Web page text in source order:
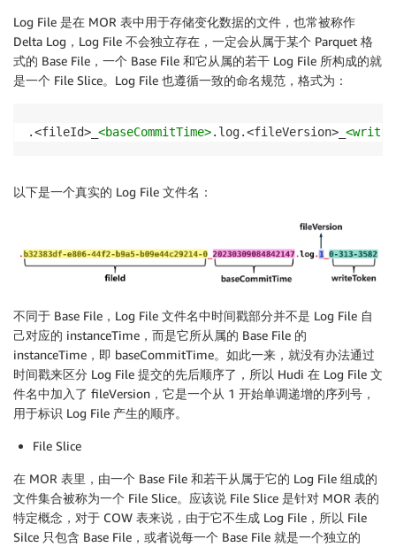
Log File 是在 MOR 表中用于存储变化数据的文件，也常被称作
Delta Log，Log File 不会独立存在，一定会从属于某个 Parquet 格
式的 Base File，一个 Base File 和它从属的若干 Log File 所构成的就
是一个 File Slice。Log File 也遵循一致的命名规范，格式为：
.<fileId>_ <baseCommitTime>.log.<fileVersion>_
以下是一个真实的 Log File 文件名：
不同于 Base File，Log File 文件名中时间戳部分并不是 Log File 自
己对应的 instanceTime，而是它所从属的 Base File 的
instanceTime，即 baseCommitTime。如此一来，就没有办法通过
时间戳来区分 Log File 提交的先后顺序了，所以 Hudi 在 Log File 文
件名中加入了 fileVersion，它是一个从 1 开始单调递增的序列号，
用于标识 Log File 产生的顺序。
File Slice
在 MOR 表里，由一个 Base File 和若干从属于它的 Log File 组成的
文件集合被称为一个 File Slice。应该说 File Slice 是针对 MOR 表的
特定概念，对于 COW 表来说，由于它不生成 Log File，所以 File
Silce 只包含 Base File，或者说每一个 Base File 就是一个独立的